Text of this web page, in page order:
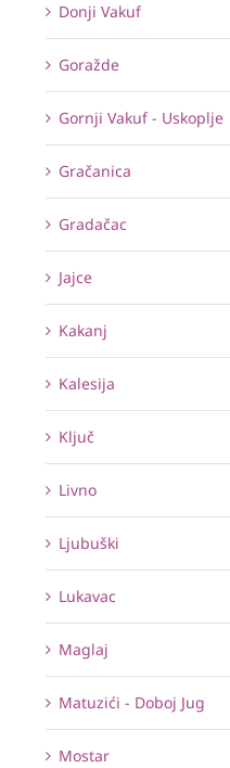
Donji Vakuf
Goražde
Gornji Vakuf - Uskoplje
Gračanica
Gradačac
Jajce
Kakanj
Kalesija
Ključ
Livno
Ljubuški
Lukavac
Maglaj
Matuzići - Doboj Jug
Mostar